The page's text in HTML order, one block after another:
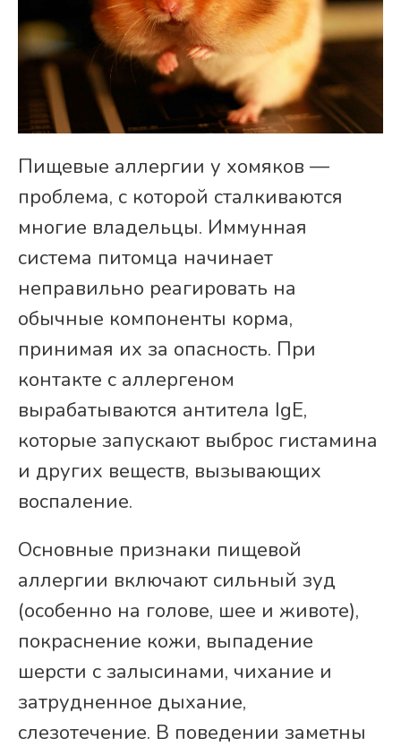
Пищевые аллергии у хомяков —
проблема, с которой сталкиваются
многие владельцы. Иммунная
система питомца начинает
неправильно реагировать на
обычные компоненты корма,
принимая их за опасность. При
контакте с аллергеном
вырабатываются антитела IgE,
которые запускают выброс гистамина
и других веществ, вызывающих
воспаление.
Основные признаки пищевой
аллергии включают сильный зуд
(особенно на голове, шее и животе),
покраснение кожи, выпадение
шерсти с залысинами, чихание и
затрудненное дыхание,
слезотечение. В поведении заметны